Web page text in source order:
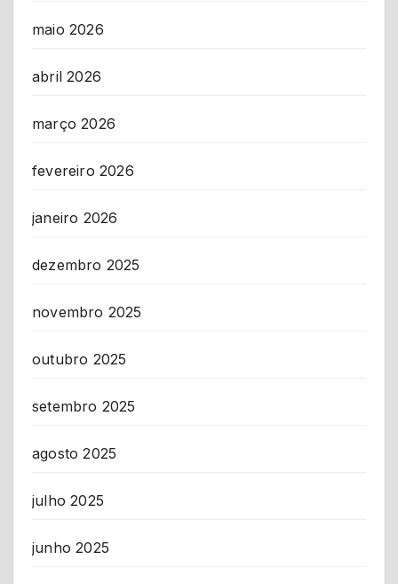
maio 2026
abril 2026
março 2026
fevereiro 2026
janeiro 2026
dezembro 2025
novembro 2025
outubro 2025
setembro 2025
agosto 2025
julho 2025
junho 2025